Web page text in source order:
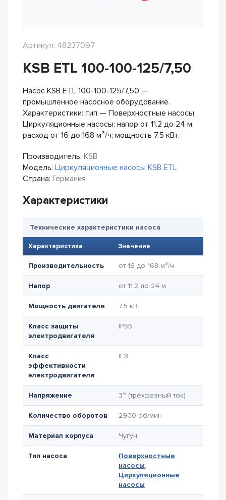
Артикул: 48237097
KSB ETL 100-100-125/7,50
Насос KSB ETL 100-100-125/7,50 —
промышленное насосное оборудование.
Характеристики: тип — Поверхностные насосы,
Циркуляционные насосы; напор от 11.2 до 24 м;
расход от 16 до 168 м³/ч; мощность 7.5 кВт.
Производитель: KSB
Модель: Циркуляционные насосы KSB ETL
Страна: Германия
Характеристики
Технические характеристики насоса
Характеристика Значение
Производительность от 16 до 168 м³/ч
Напор от 11.2 до 24 м
Мощность двигателя 7.5 кВт
Класс защиты
электродвигателя
IP55
Класс
эффективности
электродвигателя
IE3
Напряжение 3~ (трёхфазный ток)
Количество оборотов 2900 об/мин
Материал корпуса Чугун
Тип насоса
Поверхностные
насосы,
Циркуляционные
насосы